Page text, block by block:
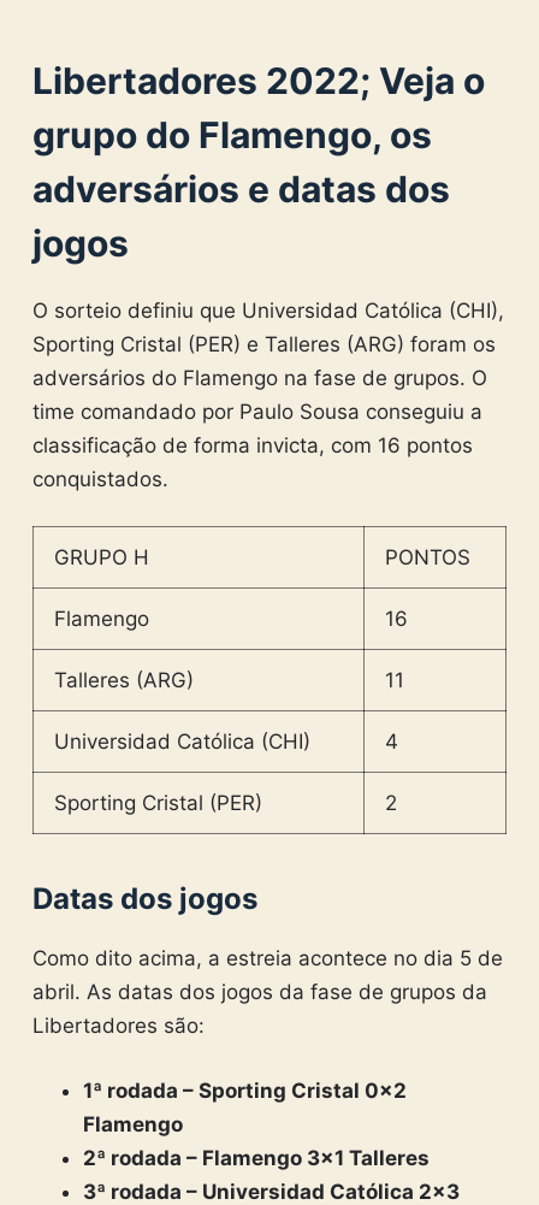
Libertadores 2022; Veja o
grupo do Flamengo, os
adversários e datas dos
jogos
O sorteio definiu que Universidad Católica (CHI),
Sporting Cristal (PER) e Talleres (ARG) foram os
adversários do Flamengo na fase de grupos. O
time comandado por Paulo Sousa conseguiu a
classificação de forma invicta, com 16 pontos
conquistados.
GRUPO H PONTOS
Flamengo 16
Talleres (ARG) 11
Universidad Católica (CHI) 4
Sporting Cristal (PER) 2
Datas dos jogos
Como dito acima, a estreia acontece no dia 5 de
abril. As datas dos jogos da fase de grupos da
Libertadores são:
1ª rodada – Sporting Cristal 0x2
Flamengo
2ª rodada – Flamengo 3×1 Talleres
3ª rodada – Universidad Católica 2×3